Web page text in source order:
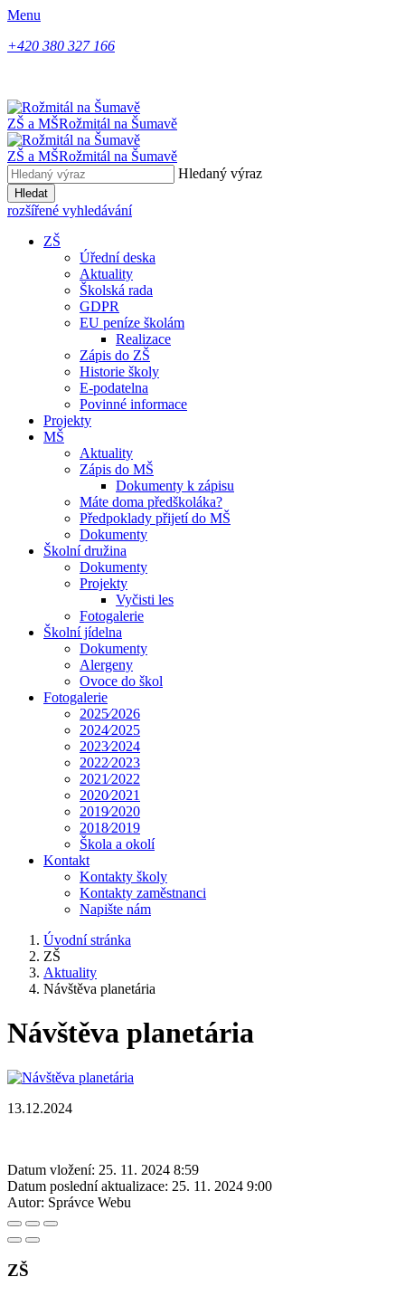
Menu
+420 380 327 166
ZŠ a MŠRožmitál na Šumavě
ZŠ a MŠRožmitál na Šumavě
Hledaný výraz
Hledat
rozšířené vyhledávání
ZŠ
Úřední deska
Aktuality
Školská rada
GDPR
EU peníze školám
Realizace
Zápis do ZŠ
Historie školy
E-podatelna
Povinné informace
Projekty
MŠ
Aktuality
Zápis do MŠ
Dokumenty k zápisu
Máte doma předškoláka?
Předpoklady přijetí do MŠ
Dokumenty
Školní družina
Dokumenty
Projekty
Vyčisti les
Fotogalerie
Školní jídelna
Dokumenty
Alergeny
Ovoce do škol
Fotogalerie
2025⁄2026
2024⁄2025
2023⁄2024
2022⁄2023
2021⁄2022
2020⁄2021
2019⁄2020
2018⁄2019
Škola a okolí
Kontakt
Kontakty školy
Kontakty zaměstnanci
Napište nám
Úvodní stránka
ZŠ
Aktuality
Návštěva planetária
Návštěva planetária
13.12.2024
Datum vložení: 25. 11. 2024 8:59
Datum poslední aktualizace: 25. 11. 2024 9:00
Autor: Správce Webu
ZŠ